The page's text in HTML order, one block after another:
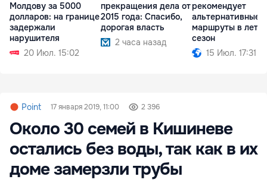
Молдову за 5000
долларов: на границе
задержали
нарушителя
20 Июл. 15:02
прекращения дела от
2015 года: Спасибо,
дорогая власть
2 часа назад
рекомендует
альтернативные
маршруты в
сезон
15 Июл. 17:31
Point 17 января 2019, 11:00 2 396
Около 30 семей в Кишиневе
остались без воды, так как в их
доме замерзли трубы